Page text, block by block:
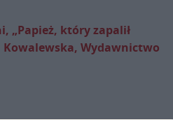
„Papież, który zapalił
Kowalewska, Wydawnictwo